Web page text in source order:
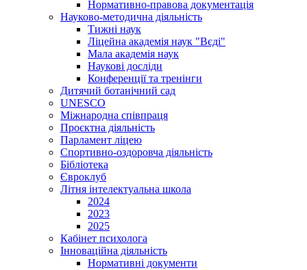
Нормативно-правова документація
Науково-методична діяльність
Тижні наук
Ліцейна академія наук "Вєді"
Мала академія наук
Наукові досліди
Конференції та тренінги
Дитячий ботанічний сад
UNESCO
Міжнародна співпраця
Проєктна діяльність
Парламент ліцею
Спортивно-оздоровча діяльність
Бібліотека
Євроклуб
Літня інтелектуальна школа
2024
2023
2025
Кабінет психолога
Інноваційна діяльність
Нормативні документи